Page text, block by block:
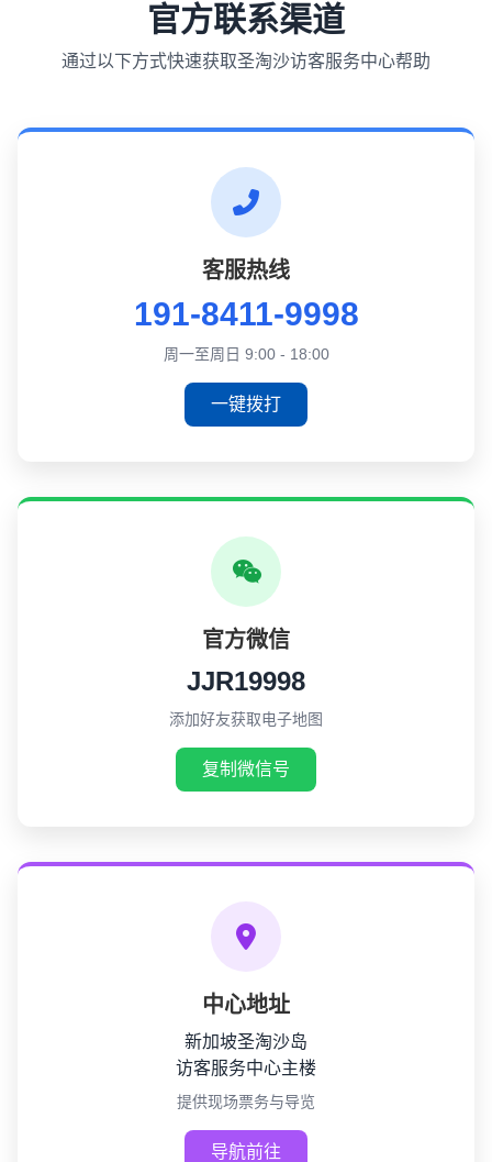
官方联系渠道
通过以下方式快速获取圣淘沙访客服务中心帮助
客服热线
191-8411-9998
周一至周日 9:00 - 18:00
一键拨打
官方微信
JJR19998
添加好友获取电子地图
复制微信号
中心地址
新加坡圣淘沙岛
访客服务中心主楼
提供现场票务与导览
导航前往